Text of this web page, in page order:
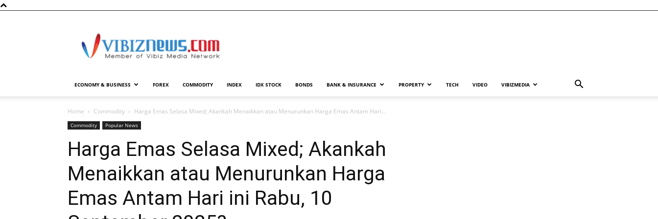
ECONOMY & BUSINESS FOREX COMMODITY INDEX IDX STOCK BONDS BANK & INSURANCE PROPERTY TECH VIDEO VIBIZMEDIA
Home Commodity Harga Emas Selasa Mixed; Akankah Menaikkan atau Menurunkan Harga Emas Antam Hari...
Commodity Popular News
Harga Emas Selasa Mixed; Akankah
Menaikkan atau Menurunkan Harga
Emas Antam Hari ini Rabu, 10